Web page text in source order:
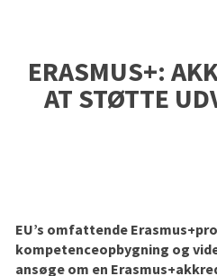
ERASMUS+:
AT STØTTE
EU’s omfattende
kompetenceopbygning og
ansøge om en